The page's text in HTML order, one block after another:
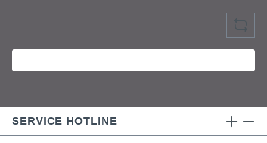
SERVICE HOTLINE